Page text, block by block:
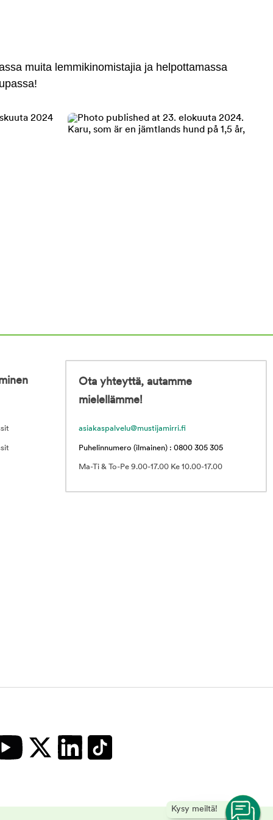
muita lemmikinomistajia ja helpottamassa
Kysy meiltä!
Ota yhteyttä, autamme
mielellämme!
asiakaspalvelu@mustijamirri.fi
Puhelinnumero (ilmainen) : 0800 305 305
Ma-Ti & To-Pe 9.00-17.00 Ke 10.00-17.00